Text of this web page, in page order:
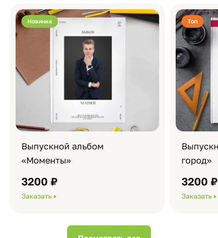
Новинка
Выпускной альбом
«Моменты»
3200 ₽
Заказать
Топ
город»
3200 ₽
Заказать